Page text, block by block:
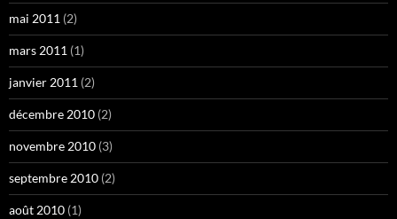
mai 2011 (2)
mars 2011 (1)
janvier 2011 (2)
décembre 2010 (2)
novembre 2010 (3)
septembre 2010 (2)
août 2010 (1)